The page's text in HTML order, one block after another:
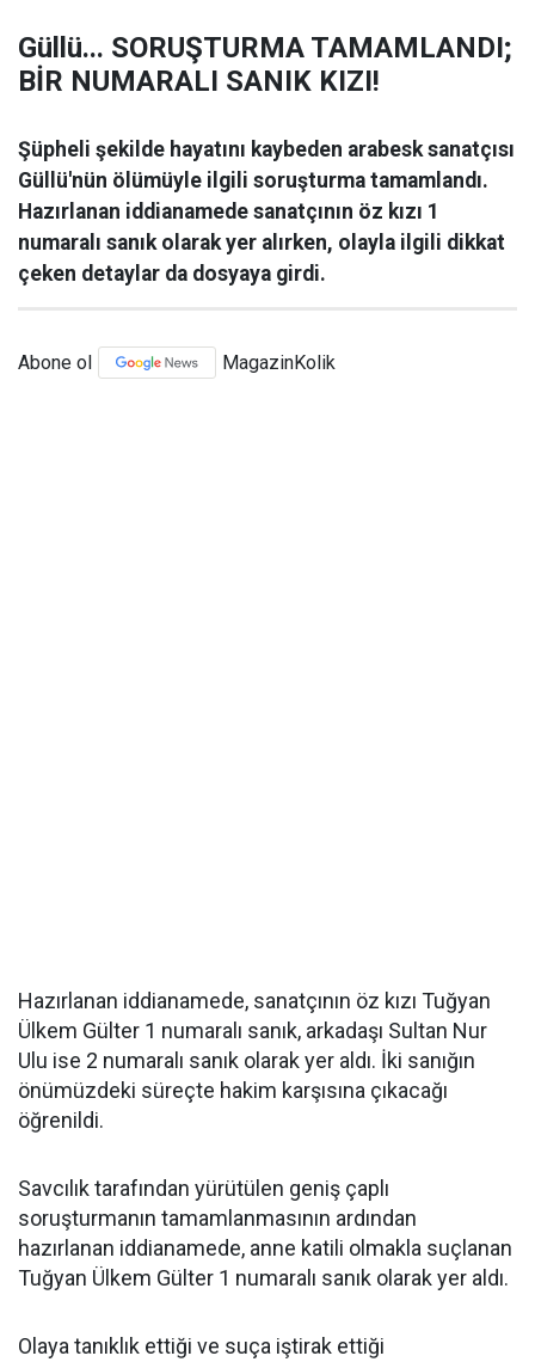
Güllü... SORUŞTURMA TAMAMLANDI;
BİR NUMARALI SANIK KIZI!
Şüpheli şekilde hayatını kaybeden arabesk sanatçısı
Güllü'nün ölümüyle ilgili soruşturma tamamlandı.
Hazırlanan iddianamede sanatçının öz kızı 1
numaralı sanık olarak yer alırken, olayla ilgili dikkat
çeken detaylar da dosyaya girdi.
Abone ol MagazinKolik
Hazırlanan iddianamede, sanatçının öz kızı Tuğyan
Ülkem Gülter 1 numaralı sanık, arkadaşı Sultan Nur
Ulu ise 2 numaralı sanık olarak yer aldı. İki sanığın
önümüzdeki süreçte hakim karşısına çıkacağı
öğrenildi.
Savcılık tarafından yürütülen geniş çaplı
soruşturmanın tamamlanmasının ardından
hazırlanan iddianamede, anne katili olmakla suçlanan
Tuğyan Ülkem Gülter 1 numaralı sanık olarak yer aldı.
Olaya tanıklık ettiği ve suça iştirak ettiği